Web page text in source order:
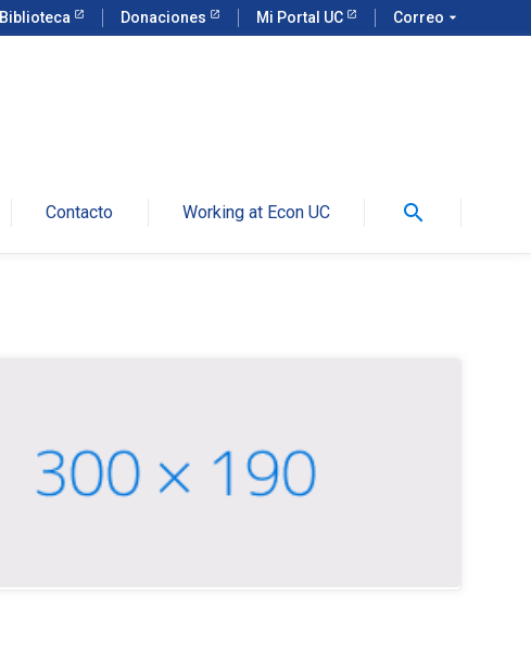
Biblioteca Donaciones Mi Portal UC Correo arrow_drop_down
Contacto Working at Econ UC search